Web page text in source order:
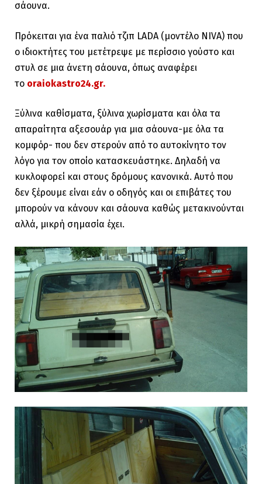
σάουνα.
Πρόκειται για ένα παλιό τζιπ LADA (μοντέλο ΝΙVA) που
ο ιδιοκτήτες του μετέτρεψε με περίσσιο γούστο και
στυλ σε μια άνετη σάουνα, όπως αναφέρει
το oraiokastro24.gr.
Ξύλινα καθίσματα, ξύλινα χωρίσματα και όλα τα
απαραίτητα αξεσουάρ για μια σάουνα-με όλα τα
κομφόρ- που δεν στερούν από το αυτοκίνητο τον
λόγο για τον οποίο κατασκευάστηκε. Δηλαδή να
κυκλοφορεί και στους δρόμους κανονικά. Αυτό που
δεν ξέρουμε είναι εάν ο οδηγός και οι επιβάτες του
μπορούν να κάνουν και σάουνα καθώς μετακινούνται
αλλά, μικρή σημασία έχει.